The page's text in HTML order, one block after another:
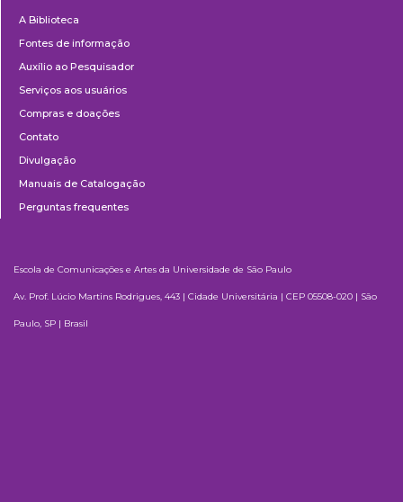
A Biblioteca
Fontes de informação
Auxílio ao Pesquisador
Serviços aos usuários
Compras e doações
Contato
Divulgação
Manuais de Catalogação
Perguntas frequentes
Escola de Comunicações e Artes da Universidade de São Paulo
Av. Prof. Lúcio Martins Rodrigues, 443 | Cidade Universitária | CEP 05508-020 | São
Paulo, SP | Brasil